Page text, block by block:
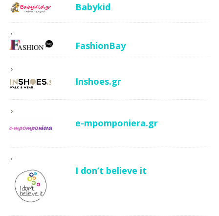
Babykid
FashionBay
Inshoes.gr
e-mpomponiera.gr
I don’t believe it